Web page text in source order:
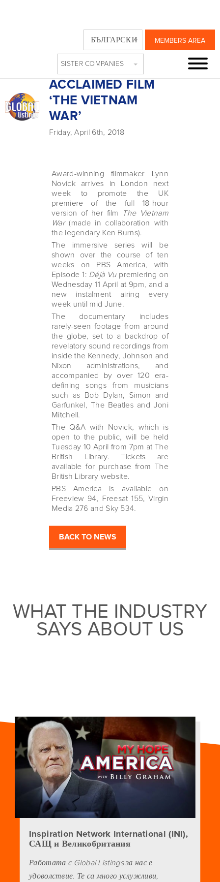
MEMBERS AREA
БЪЛГАРСКИ
SISTER COMPANIES
LYNN NOVICK IN
LONDON 10 APRIL
FOR Q&A ON
ACCLAIMED FILM
‘THE VIETNAM
WAR’
Friday, April 6th, 2018
Award-winning filmmaker Lynn
Novick arrives in London next
week to promote the UK
premiere of the full 18-hour
version of her film
The Vietnam
War(made in collaboration with
the legendary Ken Burns).
The immersive series will be
shown over the course of ten
weeks on PBS America, with
Episode 1: Déjà Vupremiering on
Wednesday 11 April at 9pm, and a
new instalment airing every
week until mid June.
The documentary includes
rarely-seen footage from around
the globe, set to a backdrop of
revelatory sound recordings from
inside the Kennedy, Johnson and
Nixon administrations, and
accompanied by over 120 era-
defining songs from musicians
such as Bob Dylan, Simon and
Garfunkel, The Beatles and Joni
Mitchell.
The Q&A with Novick, which is
open to the public, will be held
Tuesday 10 April from 7pm at The
British Library. Tickets are
available for purchase from The
British Library website.
PBS America is available on
Freeview 94, Freesat 155, Virgin
Media 276 and Sky 534.
BACK TO NEWS
WHAT THE INDUSTRY
SAYS ABOUT US
Inspiration Network International (INI),
САЩ и Великобритания
Работата с Global Listings за нас е
удоволствие. Те са много услужливи,